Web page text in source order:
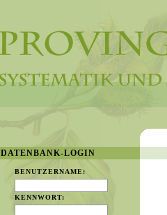
DATENBANK-LOGIN
BENUTZERNAME:
KENNWORT: